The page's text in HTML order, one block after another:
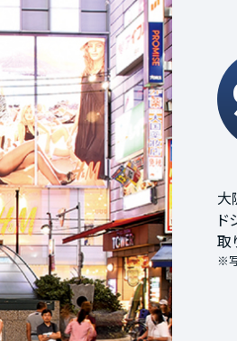
グ
や
タ
※
近
ピ
寺
大
ド
取
※
天
大
が
ポ